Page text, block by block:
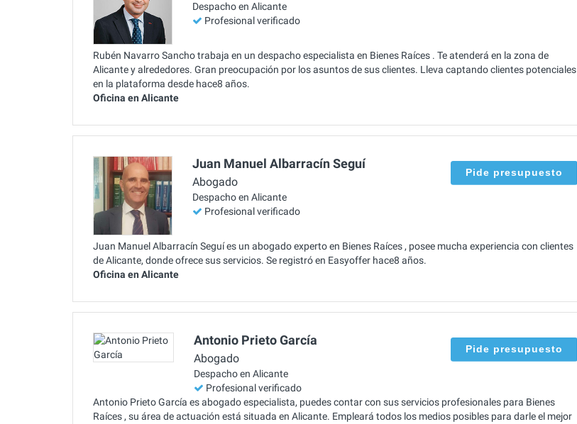
Despacho en Alicante
Profesional verificado
Rubén Navarro Sancho trabaja en un despacho especialista en Bienes Raíces . Te atenderá en la zona de
Alicante y alrededores. Gran preocupación por los asuntos de sus clientes. Lleva captando clientes potenciales
en la plataforma desde hace8 años.
Oficina en Alicante
Juan Manuel Albarracín Seguí
Abogado
Despacho en Alicante
Profesional verificado
Pide presupuesto
Juan Manuel Albarracín Seguí es un abogado experto en Bienes Raíces , posee mucha experiencia con clientes
de Alicante, donde ofrece sus servicios. Se registró en Easyoffer hace8 años.
Oficina en Alicante
Antonio Prieto García
Abogado
Despacho en Alicante
Profesional verificado
Pide presupuesto
Antonio Prieto García es abogado especialista, puedes contar con sus servicios profesionales para Bienes
Raíces , su área de actuación está situada en Alicante. Empleará todos los medios posibles para darle el mejor